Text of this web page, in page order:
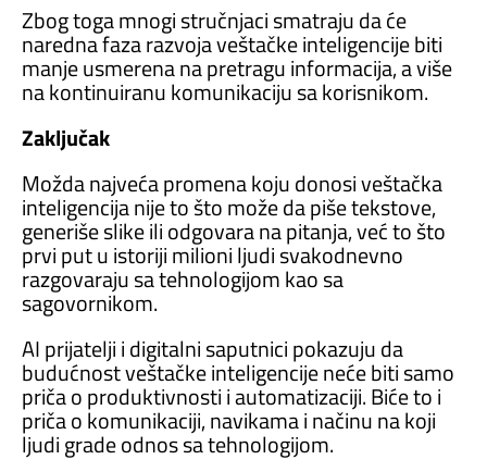
Zbog toga mnogi stručnjaci smatraju da će
naredna faza razvoja veštačke inteligencije biti
manje usmerena na pretragu informacija, a više
na kontinuiranu komunikaciju sa korisnikom.
Zaključak
Možda najveća promena koju donosi veštačka
inteligencija nije to što može da piše tekstove,
generiše slike ili odgovara na pitanja, već to što
prvi put u istoriji milioni ljudi svakodnevno
razgovaraju sa tehnologijom kao sa
sagovornikom.
AI prijatelji i digitalni saputnici pokazuju da
budućnost veštačke inteligencije neće biti samo
priča o produktivnosti i automatizaciji. Biće to i
priča o komunikaciji, navikama i načinu na koji
ljudi grade odnos sa tehnologijom.